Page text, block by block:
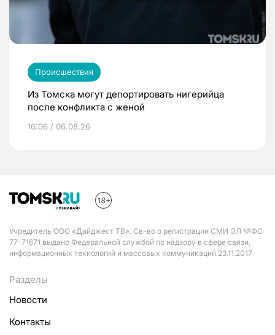
Происшествия
Из Томска могут депортировать нигерийца
после конфликта с женой
16:06 / 06.08.26
Учредитель ООО «Дайджест ТВ». Св-во о регистрации СМИ ЭЛ №ФС
77-71671 выдано Федеральной службой по надзору в сфере связи,
информационных технологий и массовых коммуникаций 23.11.2017
Разделы
Новости
Контакты